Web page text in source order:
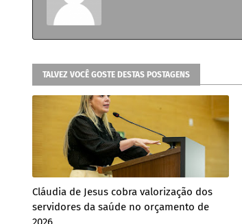
TALVEZ VOCÊ GOSTE DESTAS POSTAGENS
Cláudia de Jesus cobra valorização dos
servidores da saúde no orçamento de